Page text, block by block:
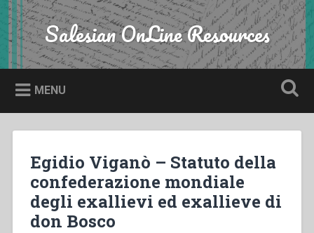
Skip
to
content
Search Salesian OnLine Resources
MENU
Egidio Viganò – Statuto della
confederazione mondiale
degli exallievi ed exallieve di
don Bosco